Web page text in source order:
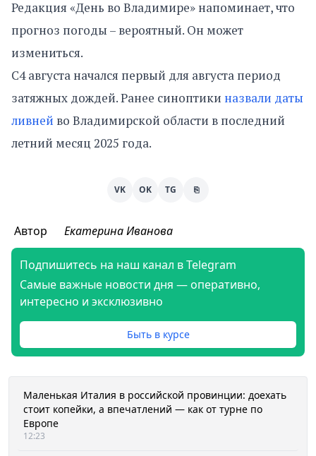
Редакция «День во Владимире» напоминает, что
прогноз погоды – вероятный. Он может
измениться.
С4 августа начался первый для августа период
затяжных дождей. Ранее синоптики назвали даты
ливней во Владимирской области в последний
летний месяц 2025 года.
VK OK TG ⎘
Автор Екатерина Иванова
Подпишитесь на наш канал в Telegram
Самые важные новости дня — оперативно,
интересно и эксклюзивно
Быть в курсе
Маленькая Италия в российской провинции: доехать
стоит копейки, а впечатлений — как от турне по
Европе
12:23